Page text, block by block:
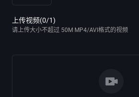
上传视频(0/1)
请上传大小不超过 50M MP4/AVI格式的视频